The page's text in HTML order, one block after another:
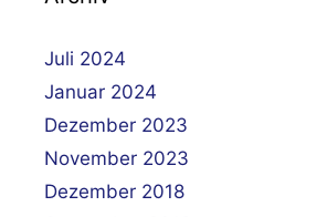
Juli 2024
Januar 2024
Dezember 2023
November 2023
Dezember 2018